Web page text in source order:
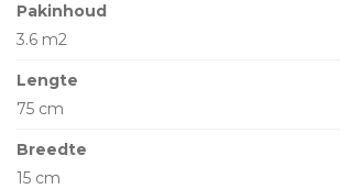
Pakinhoud
3.6 m2
Lengte
75 cm
Breedte
15 cm